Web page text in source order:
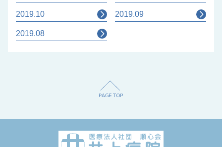
2019.10 2019.09
2019.08